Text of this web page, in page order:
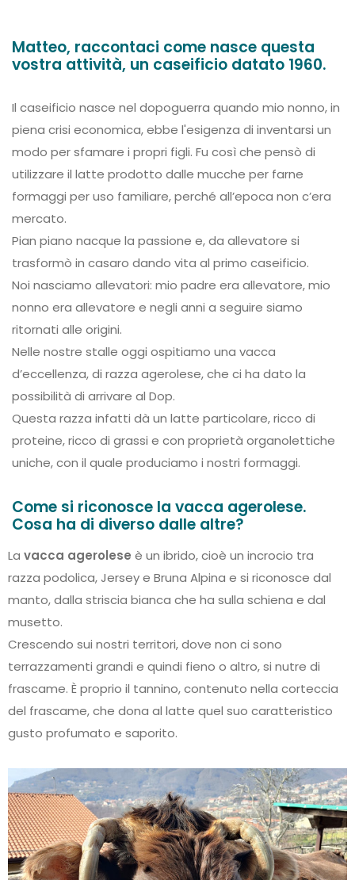
Matteo, raccontaci come nasce questa
vostra attività, un caseificio datato 1960.
Il caseificio nasce nel dopoguerra quando mio nonno, in
piena crisi economica, ebbe l'esigenza di inventarsi un
modo per sfamare i propri figli. Fu così che pensò di
utilizzare il latte prodotto dalle mucche per farne
formaggi per uso familiare, perché all’epoca non c’era
mercato.
Pian piano nacque la passione e, da allevatore si
trasformò in casaro dando vita al primo caseificio.
Noi nasciamo allevatori: mio padre era allevatore, mio
nonno era allevatore e negli anni a seguire siamo
ritornati alle origini.
Nelle nostre stalle oggi ospitiamo una vacca
d’eccellenza, di razza agerolese, che ci ha dato la
possibilità di arrivare al Dop.
Questa razza infatti dà un latte particolare, ricco di
proteine, ricco di grassi e con proprietà organolettiche
uniche, con il quale produciamo i nostri formaggi.
Come si riconosce la vacca agerolese.
Cosa ha di diverso dalle altre?
La vacca agerolese è un ibrido, cioè un incrocio tra
razza podolica, Jersey e Bruna Alpina e si riconosce dal
manto, dalla striscia bianca che ha sulla schiena e dal
musetto.
Crescendo sui nostri territori, dove non ci sono
terrazzamenti grandi e quindi fieno o altro, si nutre di
frascame. È proprio il tannino, contenuto nella corteccia
del frascame, che dona al latte quel suo caratteristico
gusto profumato e saporito.